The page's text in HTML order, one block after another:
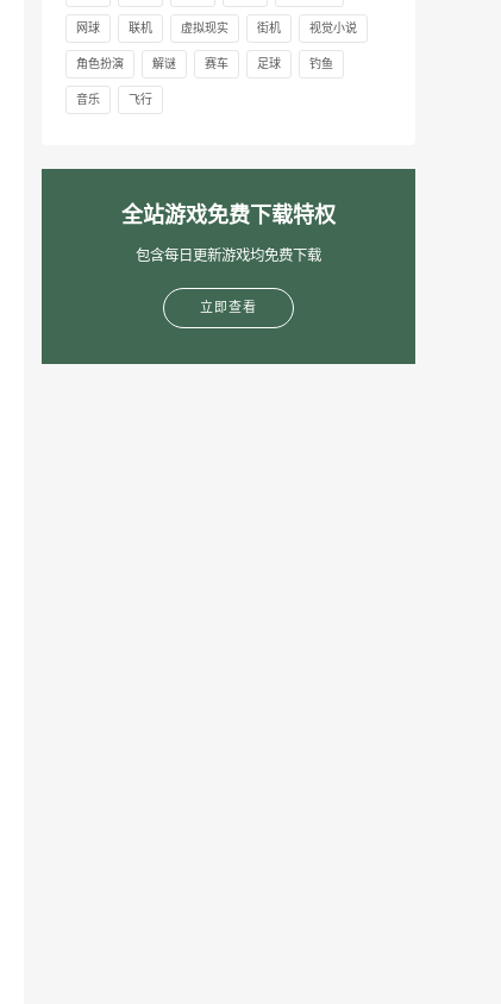
网球 联机 虚拟现实 街机 视觉小说
角色扮演 解谜 赛车 足球 钓鱼
音乐 飞行
全站游戏免费下载特权
包含每日更新游戏均免费下载
立即查看